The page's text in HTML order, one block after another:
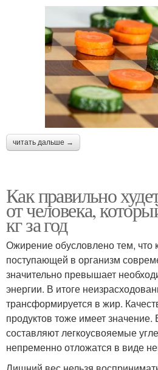
читать дальше →
Как правильно
от человека,
кг за год
Ожирение обусловлено тем, что
поступающей в организм
значительно превышает
энергии. В итоге
трансформируется в жир.
продуктов тоже имеет
составляют легкоусвояемые
непременно отложатся в виде